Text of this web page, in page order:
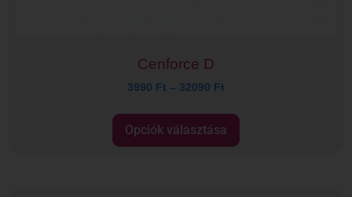
Cenforce D
3990 Ft – 32090 Ft
Opciók választása